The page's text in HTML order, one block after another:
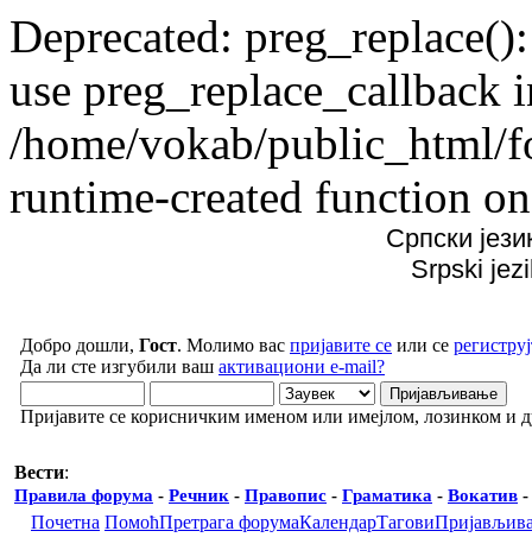
Deprecated:
use preg_replace_callback
/home/vokab/public_html/
runtime-created function
Српски
Srpski
Добро дошли, Гост. Молимо вас пријавите се или се
Да ли сте изгубили ваш активациони e-mail?
Пријавите се корисничким именом или имејлом, лозинком и
Вести:
Правила форума - Речник - Правопис - Граматика - Вокатив -
Почетна ПомоћПретрага форумаКалендарТагови